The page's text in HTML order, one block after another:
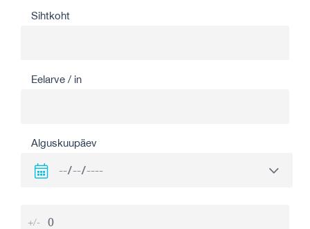
Sihtkoht
Eelarve / in
Alguskuupäev
+/-